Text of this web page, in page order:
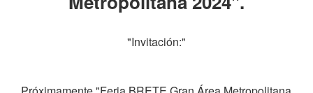
"Invitación:"